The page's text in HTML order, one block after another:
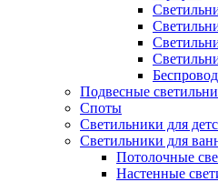
Подвесные
Споты
Светильники для
Светильники для
Потолочные
Настенные